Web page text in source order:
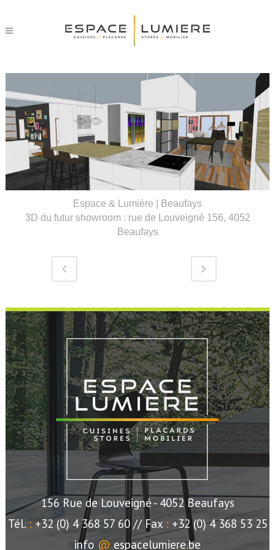
Espace & Lumière | Beaufays
3D du futur showroom : rue de Louveigné 156, 4052
Beaufays
156 Rue de Louveigné - 4052 Beaufays
Tél. :+32 (0) 4 368 57 60 // Fax : +32 (0) 4 368 53 25
info @ espacelumiere.be